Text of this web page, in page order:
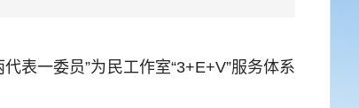
一委员”为民工作室“3+E+V”服务体系